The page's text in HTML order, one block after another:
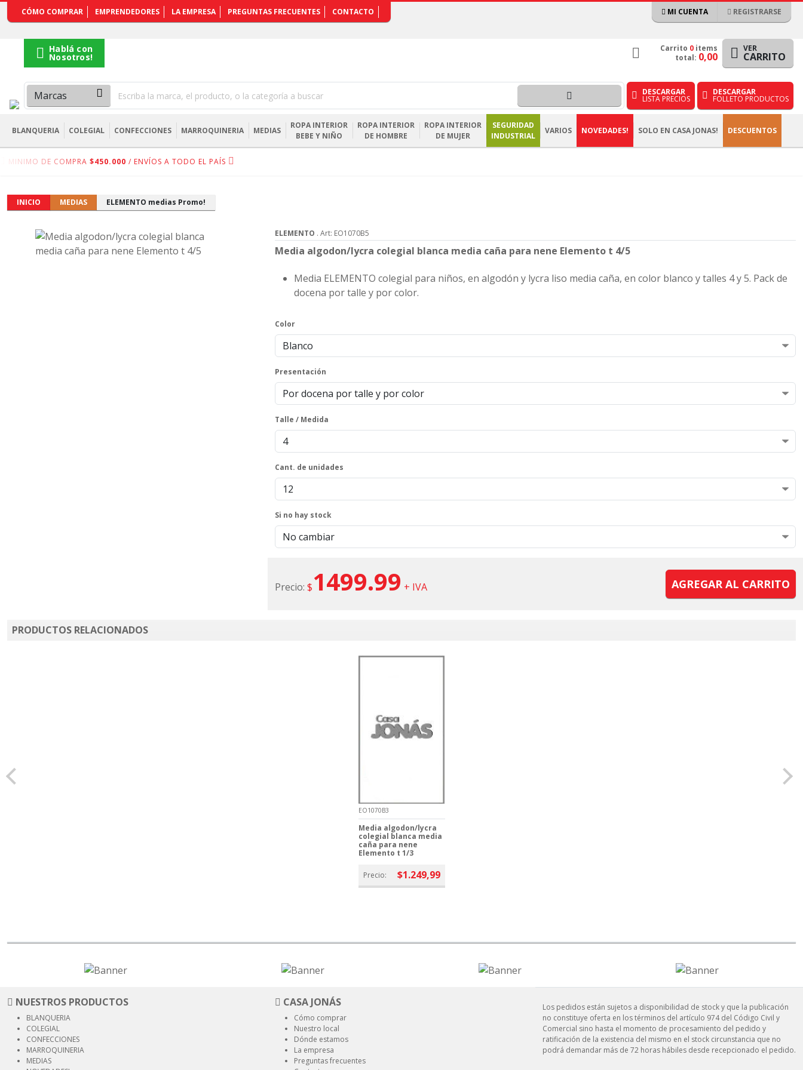
CÓMO COMPRAR EMPRENDEDORES LA EMPRESA PREGUNTAS FRECUENTES CONTACTO MI CUENTA REGISTRARSE
BLANQUERIA COLEGIAL CONFECCIONES MARROQUINERIA MEDIAS
ROPA INTERIOR
BEBE Y NIÑO
ROPA INTERIOR
DE HOMBRE
ROPA INTERIOR
DE MUJER
SEGURIDAD
INDUSTRIAL
VARIOS NOVEDADES! SOLO EN CASA JONAS! DESCUENTOS
REGISTRARSE
Hablá con
Nosotros!
Carrito 0 items
total: 0,00
VER
CARRITO
DESCARGAR
LISTA PRECIOS
DESCARGAR
FOLLETO PRODUCTOS
MINIMO DE COMPRA $450.000 / ENVÍOS A TODO EL PAÍS
INICIO MEDIAS ELEMENTO medias Promo!
ELEMENTO . Art: EO1070B5
Media algodon/lycra colegial blanca media caña para nene Elemento t 4/5
Media ELEMENTO colegial para niños, en algodón y lycra liso media caña, en color blanco y talles 4 y 5. Pack de
docena por talle y por color.
Color
Presentación
Talle / Medida
Cant. de unidades
Si no hay stock
Precio: $1499.99 + IVA AGREGAR AL CARRITO
PRODUCTOS RELACIONADOS
EO1070B3
Media algodon/lycra
colegial blanca media
caña para nene
Elemento t 1/3
Precio: $1.249,99
NUESTROS PRODUCTOS
BLANQUERIA
COLEGIAL
CONFECCIONES
MARROQUINERIA
MEDIAS
CASA JONÁS
Cómo comprar
Nuestro local
Dónde estamos
La empresa
Preguntas frecuentes
Los pedidos están sujetos a disponibilidad de stock y que la publicación
no constituye oferta en los términos del artículo 974 del Código Civil y
Comercial sino hasta el momento de procesamiento del pedido y
ratificación de la existencia del mismo en el stock circunstancia que no
podrá demandar más de 72 horas hábiles desde recepcionado el pedido.